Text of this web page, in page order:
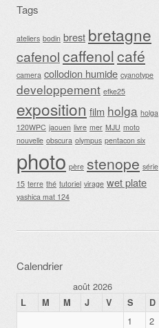
Tags
ateliers bodin brest bretagne
cafenolcaffenolcafé
camera collodion humide cyanotype
developpement efke25
exposition film holga holga
120WPC jaouen livre mer MJU moto
nouvelle obscura olympus pentacon six
photo père stenope série
15 terre thé tutoriel virage wet plate
yashica mat 124
Calendrier
août 2026
L M M J V S D
1
2